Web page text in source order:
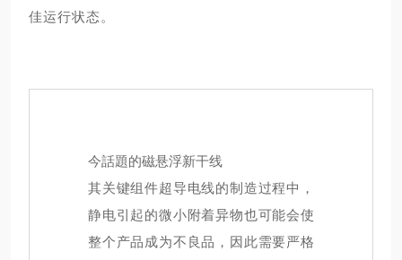
佳运行状态。
今話題的磁悬浮新干线
其关键组件超导电线的制造过程中，
静电引起的微小附着异物也可能会使
整个产品成为不良品，因此需要严格